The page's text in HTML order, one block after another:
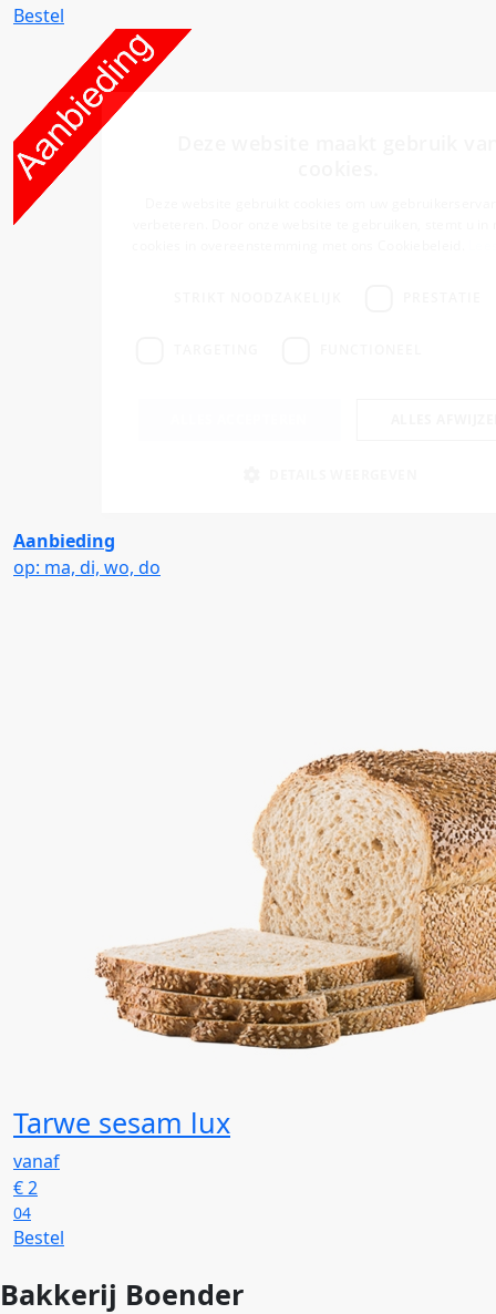
Bestel
Aanbieding
op: ma, di, wo, do
Tarwe sesam lux
vanaf
€2
04
Bestel
Bakkerij Boender